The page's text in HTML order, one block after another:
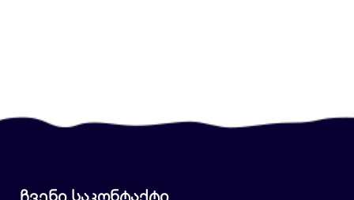
ჩვენი საკონტაქტი